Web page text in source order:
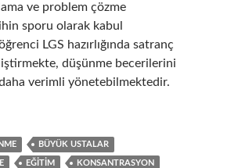
ve problem çözme
sporu olarak kabul
LGS hazırlığında satranç
düşünme becerilerini
verimli yönetebilmektedir.
Avantajı
BÜYÜK USTALAR
EĞITIM KONSANTRASYON